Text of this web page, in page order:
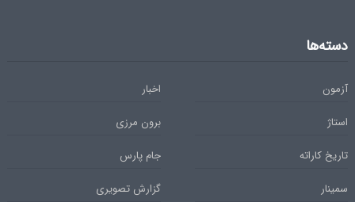
دسته‌ها
آزمون
اخبار
استاژ
برون مرزی
تاریخ کاراته
جام پارس
سمینار
گزارش تصویری